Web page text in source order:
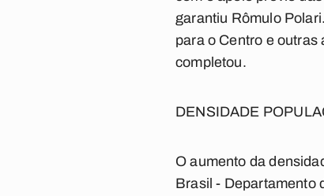
garantiu Rômulo
para o Centro e outras
completou.
DENSIDADE
O aumento da
Brasil - Departamento